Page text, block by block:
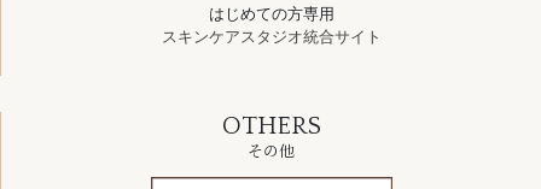
はじめての方専用
スキンケアスタジオ統合サイト
OTHERS
その他